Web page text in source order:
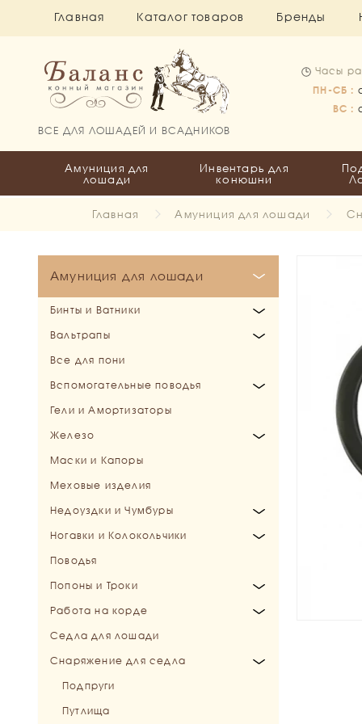
Главная Каталог товаров Бренды
ВСЕ ДЛЯ ЛОШАДЕЙ И ВСАДНИКОВ
Часы
ПН-СБ :
ВС :
Амуниция для
лошади
Инвентарь для
конюшни
Главная Амуниция для лошади
Амуниция для лошади
Бинты и Ватники
Бинты
Ватники
Вальтрапы
Выездковые
Конкурные и Универсальные
Специальные
Все для пони
Вспомогательные поводья
Мартингалы
Подперсья
Шамбоны и Гоги
Шпрунты
Балансирующие поводья
Гели и Амортизаторы
Железо
Трензели
Мундштуки
Пелямы, Хакаморы
Выводное железо
Дополнительные и запасные части
Маски и Капоры
Меховые изделия
Недоуздки и Чумбуры
Недоуздки
Чумбуры
Ногавки и Колокольчики
Колокольчики
Ногавки
Поводья
Попоны и Троки
Зимние попоны
Осенние попоны
Дождевые попоны
Флисовые попоны
Летние попоны
Работа на корде
Бичи и кнуты для драйвинга
Капцунги (Кавессоны)
Корды и переходники
Развязки
Седла для лошади
Снаряжение для седла
Подпруги
Путлища